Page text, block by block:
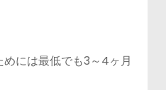
には最低でも3～4ヶ月